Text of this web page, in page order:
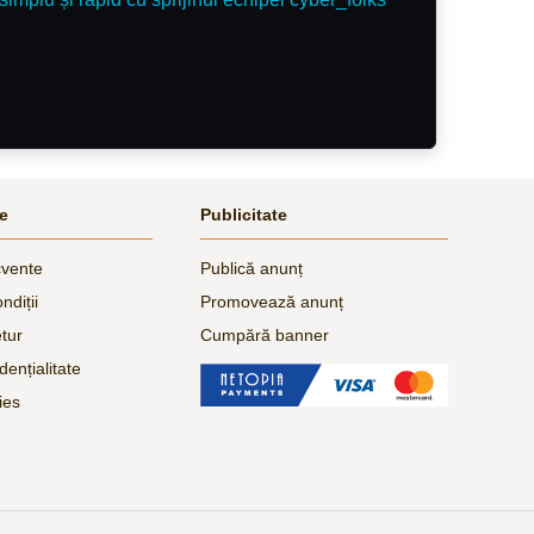
Publicitate
Publică anunț
Promovează anunț
Cumpără banner